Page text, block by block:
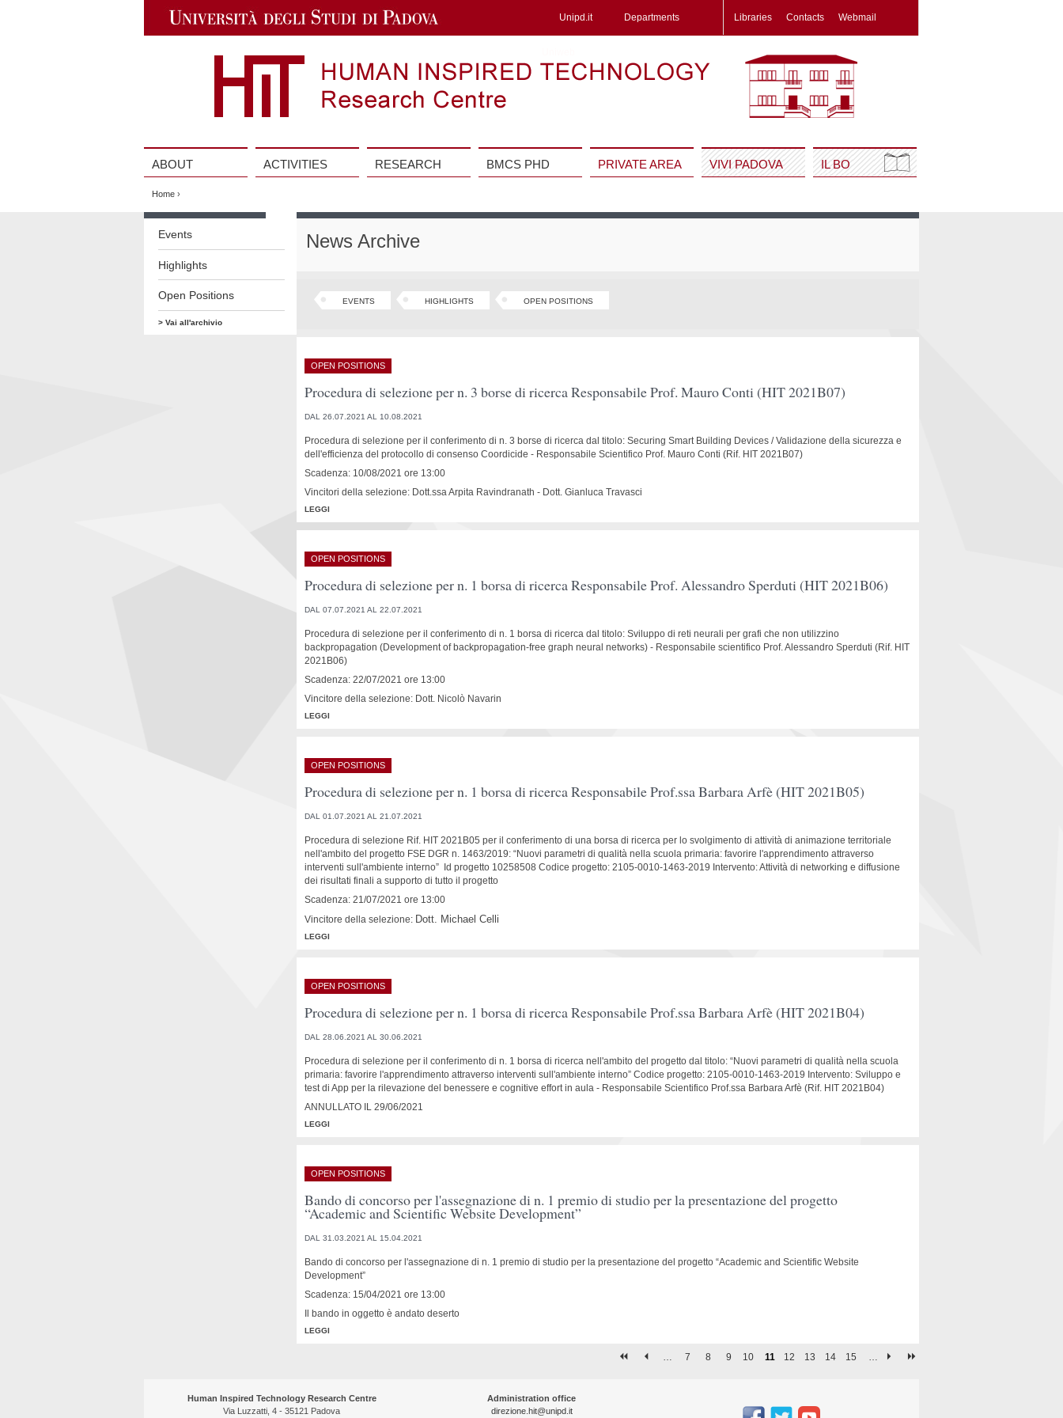
Navigation
Unipd.it Departments Libraries Contacts Webmail
ABOUT ACTIVITIES RESEARCH BMCS PHD PRIVATE AREA VIVI PADOVA IL BO
Home ›
contenuto
Events
Highlights
Open Positions
> Vai all'archivio
News Archive
EVENTS HIGHLIGHTS OPEN POSITIONS
OPEN POSITIONS
Procedura di selezione per n. 3 borse di ricerca Responsabile Prof. Mauro Conti (HIT 2021B07)
DAL 26.07.2021 AL 10.08.2021
Procedura di selezione per il conferimento di n. 3 borse di ricerca dal titolo: Securing Smart Building Devices / Validazione della sicurezza e
dell'efficienza del protocollo di consenso Coordicide - Responsabile Scientifico Prof. Mauro Conti (Rif. HIT 2021B07)
Scadenza: 10/08/2021 ore 13:00
Vincitori della selezione: Dott.ssa Arpita Ravindranath - Dott. Gianluca Travasci
LEGGI
OPEN POSITIONS
Procedura di selezione per n. 1 borsa di ricerca Responsabile Prof. Alessandro Sperduti (HIT 2021B06)
DAL 07.07.2021 AL 22.07.2021
Procedura di selezione per il conferimento di n. 1 borsa di ricerca dal titolo: Sviluppo di reti neurali per grafi che non utilizzino
backpropagation (Development of backpropagation-free graph neural networks) - Responsabile scientifico Prof. Alessandro Sperduti (Rif. HIT
2021B06)
Scadenza: 22/07/2021 ore 13:00
Vincitore della selezione: Dott. Nicolò Navarin
LEGGI
OPEN POSITIONS
Procedura di selezione per n. 1 borsa di ricerca Responsabile Prof.ssa Barbara Arfè (HIT 2021B05)
DAL 01.07.2021 AL 21.07.2021
Procedura di selezione Rif. HIT 2021B05 per il conferimento di una borsa di ricerca per lo svolgimento di attività di animazione territoriale
nell'ambito del progetto FSE DGR n. 1463/2019: “Nuovi parametri di qualità nella scuola primaria: favorire l'apprendimento attraverso
interventi sull'ambiente interno” Id progetto 10258508 Codice progetto: 2105-0010-1463-2019 Intervento: Attività di networking e diffusione
dei risultati finali a supporto di tutto il progetto
Scadenza: 21/07/2021 ore 13:00
Vincitore della selezione: Dott. Michael Celli
LEGGI
OPEN POSITIONS
Procedura di selezione per n. 1 borsa di ricerca Responsabile Prof.ssa Barbara Arfè (HIT 2021B04)
DAL 28.06.2021 AL 30.06.2021
Procedura di selezione per il conferimento di n. 1 borsa di ricerca nell'ambito del progetto dal titolo: “Nuovi parametri di qualità nella scuola
primaria: favorire l'apprendimento attraverso interventi sull'ambiente interno” Codice progetto: 2105-0010-1463-2019 Intervento: Sviluppo e
test di App per la rilevazione del benessere e cognitive effort in aula - Responsabile Scientifico Prof.ssa Barbara Arfè (Rif. HIT 2021B04)
ANNULLATO IL 29/06/2021
LEGGI
OPEN POSITIONS
Bando di concorso per l'assegnazione di n. 1 premio di studio per la presentazione del progetto
“Academic and Scientific Website Development”
DAL 31.03.2021 AL 15.04.2021
Bando di concorso per l'assegnazione di n. 1 premio di studio per la presentazione del progetto “Academic and Scientific Website
Development”
Scadenza: 15/04/2021 ore 13:00
Il bando in oggetto è andato deserto
LEGGI
… 7 8 9 10 11 12 13 14 15 …
Human Inspired Technology Research Centre
Via Luzzatti, 4 - 35121 Padova
Administration office
direzione.hit@unipd.it